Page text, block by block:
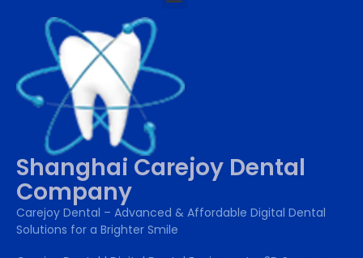
Shanghai Carejoy Dental
Company
Carejoy Dental – Advanced & Affordable Digital Dental
Solutions for a Brighter Smile